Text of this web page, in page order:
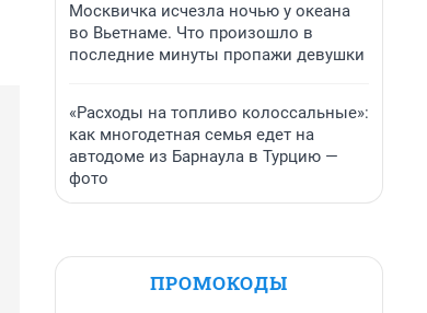
Москвичка исчезла ночью у океана
во Вьетнаме. Что произошло в
последние минуты пропажи девушки
«Расходы на топливо колоссальные»:
как многодетная семья едет на
автодоме из Барнаула в Турцию —
фото
ПРОМОКОДЫ